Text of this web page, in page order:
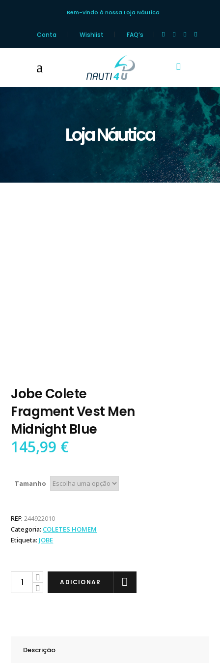
Bem-vindo à nossa Loja Náutica
Conta Wishlist FAQ’s
Loja Náutica
Jobe Colete
Fragment Vest Men
Midnight Blue
145,99 €
Tamanho
REF:244922010
Categoria: COLETES HOMEM
Etiqueta: JOBE
Jobe
Blue
ADICIONAR
Descrição